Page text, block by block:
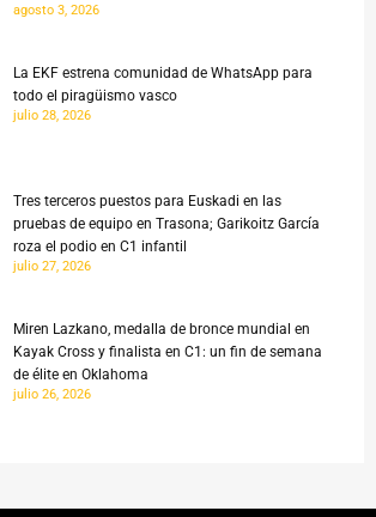
agosto 3, 2026
La EKF estrena comunidad de WhatsApp para
todo el piragüismo vasco
julio 28, 2026
Tres terceros puestos para Euskadi en las
pruebas de equipo en Trasona; Garikoitz García
roza el podio en C1 infantil
julio 27, 2026
Miren Lazkano, medalla de bronce mundial en
Kayak Cross y finalista en C1: un fin de semana
de élite en Oklahoma
julio 26, 2026